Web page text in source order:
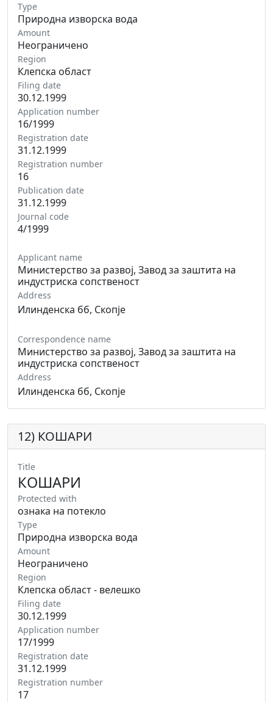
Type
Природна изворска вода
Amount
Неограничено
Region
Клепска област
Filing date
30.12.1999
Application number
16/1999
Registration date
31.12.1999
Registration number
16
Publication date
31.12.1999
Journal code
4/1999
Applicant name
Министерство за развој, Завод за заштита на
индустриска сопственост
Address
Илинденска бб, Скопје
Correspondence name
Министерство за развој, Завод за заштита на
индустриска сопственост
Address
Илинденска бб, Скопје
12) КОШАРИ
Title
КОШАРИ
Protected with
ознака на потекло
Type
Природна изворска вода
Amount
Неограничено
Region
Клепска област - велешко
Filing date
30.12.1999
Application number
17/1999
Registration date
31.12.1999
Registration number
17